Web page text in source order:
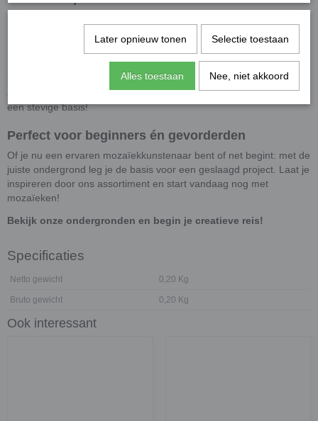
✔Dieren & feestelijke figuren
Spiegelondergronden met echt glas
Fotolijsten & waxinelichthouders
Dankzij de gladde afwerking vanMDF (Medium Density
hecht mozaïeklijm goed en kun je eenvoudig creatief
aan de slag. Ontdek onze selectie en geef jouw creatieve project
een stevige basis!
Perfect voor beginners én gevorderden
Of je nu een ervaren mozaïekkunstenaar bent of net begint: met de
juiste ondergrond leg je de basis voor een geslaagd project. Laat je
inspireren door ons assortiment en start vandaag nog met
mozaïeken!
Bekijk onze ondergronden en begin je creatieve reis!
Specificaties
Netto gewicht 0,20 Kg
Bruto gewicht 0,20 Kg
Ook interessant
Later opnieuw tonen Selectie toestaan
Alles toestaan Nee, niet akkoord